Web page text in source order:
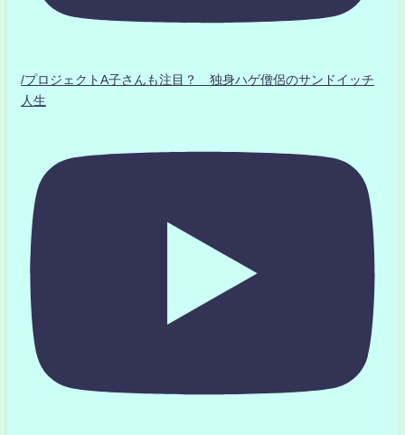
/プロジェクトA子さんも注目？ 独身ハゲ僧侶のサンドイッチ
人生